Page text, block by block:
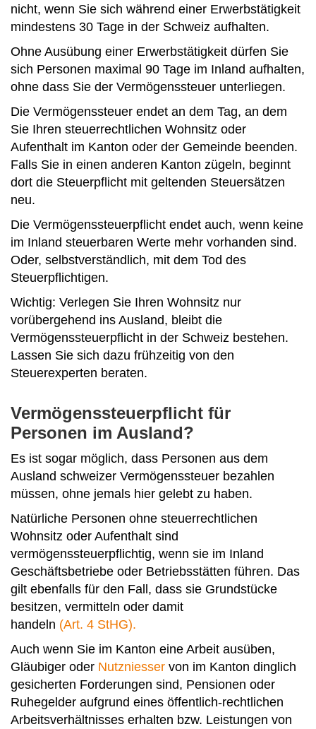
nicht, wenn Sie sich während einer Erwerbstätigkeit
mindestens 30 Tage in der Schweiz aufhalten.
Ohne Ausübung einer Erwerbstätigkeit dürfen Sie
sich Personen maximal 90 Tage im Inland aufhalten,
ohne dass Sie der Vermögenssteuer unterliegen.
Die Vermögenssteuer endet an dem Tag, an dem
Sie Ihren steuerrechtlichen Wohnsitz oder
Aufenthalt im Kanton oder der Gemeinde beenden.
Falls Sie in einen anderen Kanton zügeln, beginnt
dort die Steuerpflicht mit geltenden Steuersätzen
neu.
Die Vermögenssteuerpflicht endet auch, wenn keine
im Inland steuerbaren Werte mehr vorhanden sind.
Oder, selbstverständlich, mit dem Tod des
Steuerpflichtigen.
Wichtig: Verlegen Sie Ihren Wohnsitz nur
vorübergehend ins Ausland, bleibt die
Vermögenssteuerpflicht in der Schweiz bestehen.
Lassen Sie sich dazu frühzeitig von den
Steuerexperten beraten.
Vermögenssteuerpflicht für
Personen im Ausland?
Es ist sogar möglich, dass Personen aus dem
Ausland schweizer Vermögenssteuer bezahlen
müssen, ohne jemals hier gelebt zu haben.
Natürliche Personen ohne steuerrechtlichen
Wohnsitz oder Aufenthalt sind
vermögenssteuerpflichtig, wenn sie im Inland
Geschäftsbetriebe oder Betriebsstätten führen. Das
gilt ebenfalls für den Fall, dass sie Grundstücke
besitzen, vermitteln oder damit
handeln (Art. 4 StHG).
Auch wenn Sie im Kanton eine Arbeit ausüben,
Gläubiger oder Nutzniesser von im Kanton dinglich
gesicherten Forderungen sind, Pensionen oder
Ruhegelder aufgrund eines öffentlich-rechtlichen
Arbeitsverhältnisses erhalten bzw. Leistungen von